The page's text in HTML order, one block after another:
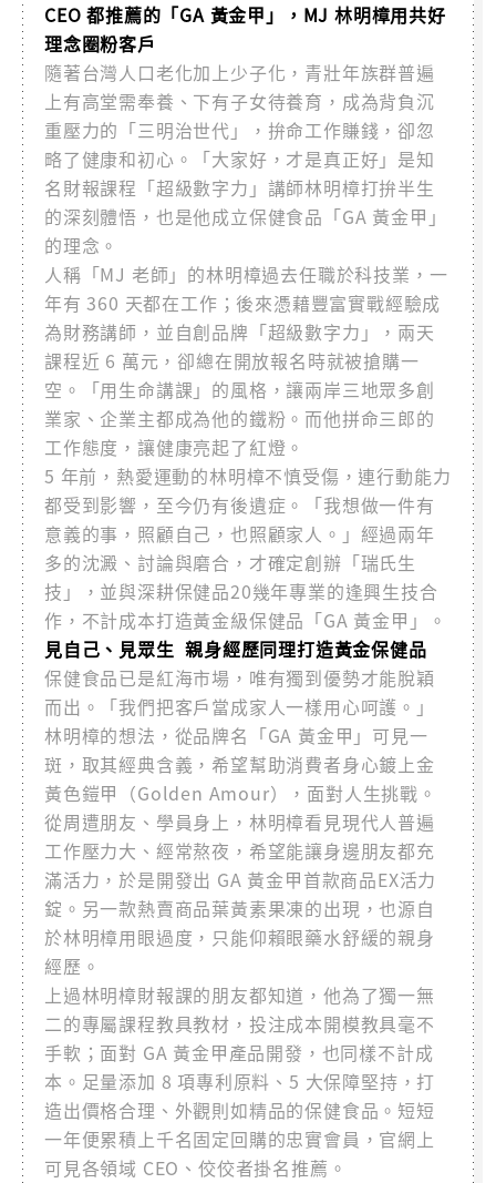
CEO 都推薦的「GA 黃金甲」，MJ 林明樟用共好
理念圈粉客戶
隨著台灣人口老化加上少子化，青壯年族群普遍
上有高堂需奉養、下有子女待養育，成為背負沉
重壓力的「三明治世代」，拚命工作賺錢，卻忽
略了健康和初心。「大家好，才是真正好」是知
名財報課程「超級數字力」講師林明樟打拚半生
的深刻體悟，也是他成立保健食品「GA 黃金甲」
的理念。
人稱「MJ 老師」的林明樟過去任職於科技業，一
年有 360 天都在工作；後來憑藉豐富實戰經驗成
為財務講師，並自創品牌「超級數字力」，兩天
課程近 6 萬元，卻總在開放報名時就被搶購一
空。「用生命講課」的風格，讓兩岸三地眾多創
業家、企業主都成為他的鐵粉。而他拼命三郎的
工作態度，讓健康亮起了紅燈。
5 年前，熱愛運動的林明樟不慎受傷，連行動能力
都受到影響，至今仍有後遺症。「我想做一件有
意義的事，照顧自己，也照顧家人。」經過兩年
多的沈澱、討論與磨合，才確定創辦「瑞氏生
技」，並與深耕保健品20幾年專業的逢興生技合
作，不計成本打造黃金級保健品「GA 黃金甲」。
見自己、見眾生 親身經歷同理打造黃金保健品
保健食品已是紅海市場，唯有獨到優勢才能脫穎
而出。「我們把客戶當成家人一樣用心呵護。」
林明樟的想法，從品牌名「GA 黃金甲」可見一
斑，取其經典含義，希望幫助消費者身心鍍上金
黃色鎧甲（Golden Amour），面對人生挑戰。
從周遭朋友、學員身上，林明樟看見現代人普遍
工作壓力大、經常熬夜，希望能讓身邊朋友都充
滿活力，於是開發出 GA 黃金甲首款商品EX活力
錠。另一款熱賣商品葉黃素果凍的出現，也源自
於林明樟用眼過度，只能仰賴眼藥水舒緩的親身
經歷。
上過林明樟財報課的朋友都知道，他為了獨一無
二的專屬課程教具教材，投注成本開模教具毫不
手軟；面對 GA 黃金甲產品開發，也同樣不計成
本。足量添加 8 項專利原料、5 大保障堅持，打
造出價格合理、外觀則如精品的保健食品。短短
一年便累積上千名固定回購的忠實會員，官網上
可見各領域 CEO、佼佼者掛名推薦。